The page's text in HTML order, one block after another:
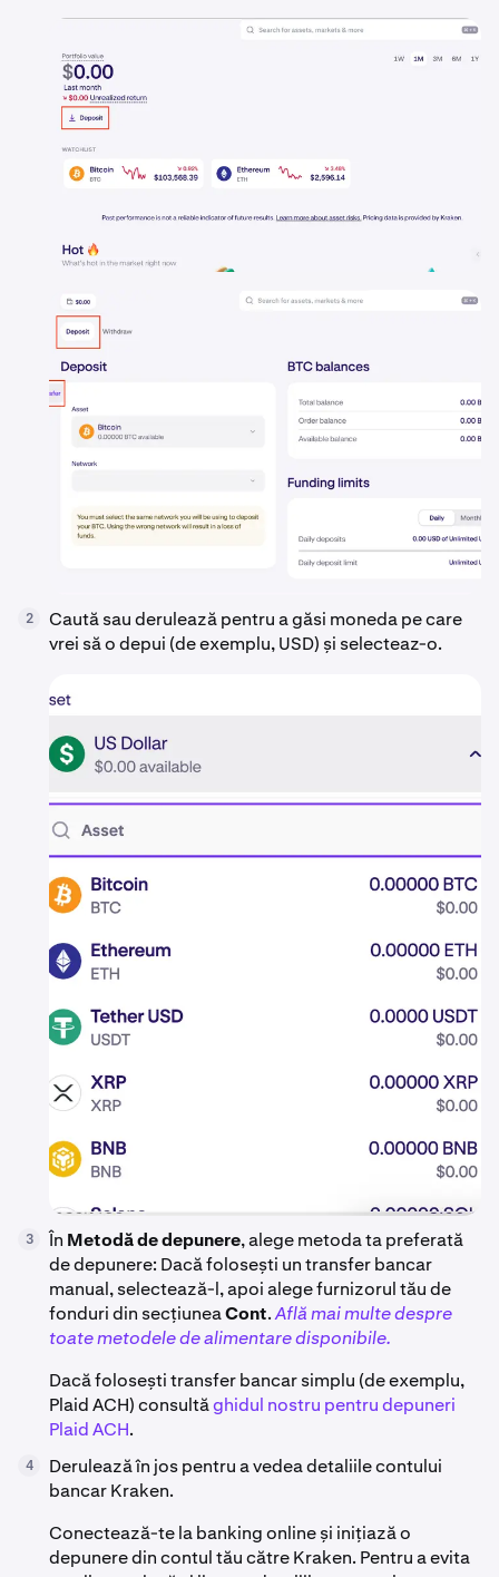
2
Caută sau derulează pentru a găsi moneda pe care
vrei să o depui (de exemplu, USD) și selecteaz-o.
3 În Metodă de depunere, alege metoda ta preferată
de depunere: Dacă folosești un transfer bancar
manual, selectează-l, apoi alege furnizorul tău de
fonduri din secțiuneaCont.Află mai multe despre
toate metodele de alimentare disponibile.
Dacă folosești transfer bancar simplu (de exemplu,
Plaid ACH) consultăghidul nostru pentru depuneri
Plaid ACH.
4
Derulează în jos pentru a vedea detaliile contului
bancar Kraken.
Conectează-te la banking online și inițiază o
depunere din contul tău către Kraken. Pentru a evita